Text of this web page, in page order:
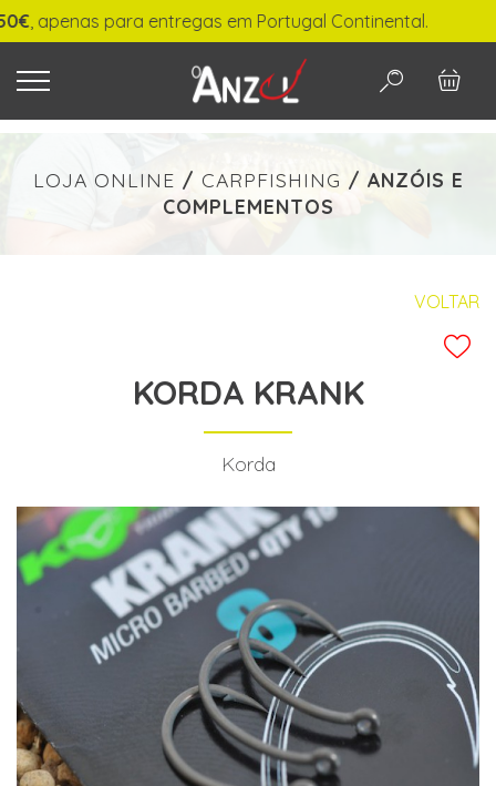
O QUE PROCURA?
-
PESQUISAR
para entregas em Portugal Continental.
LOJA ONLINE / CARPFISHING / ANZÓIS E
COMPLEMENTOS
VOLTAR
KORDA KRANK
Korda